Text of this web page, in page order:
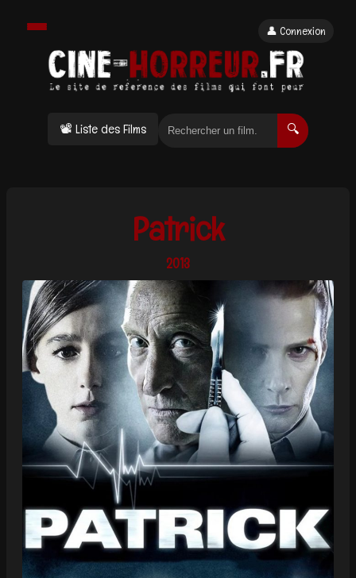
📽 Liste des Films 🔍
👤 Connexion
Patrick
2013